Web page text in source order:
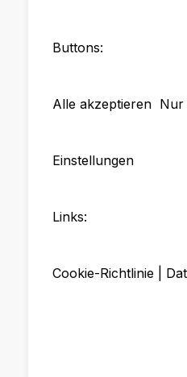
Buttons:
Alle akzeptieren
Einstellungen
Links:
Cookie-Richtlinie |